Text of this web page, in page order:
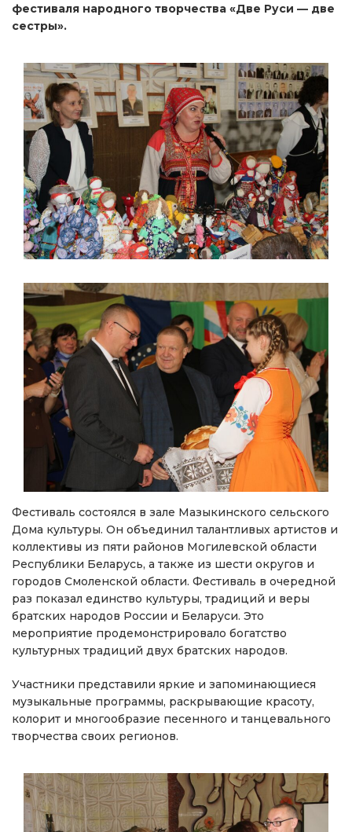
фестиваля народного творчества «Две Руси — две
сестры».
Фестиваль состоялся в зале Мазыкинского сельского
Дома культуры. Он объединил талантливых артистов и
коллективы из пяти районов Могилевской области
Республики Беларусь, а также из шести округов и
городов Смоленской области. Фестиваль в очередной
раз показал единство культуры, традиций и веры
братских народов России и Беларуси. Это
мероприятие продемонстрировало богатство
культурных традиций двух братских народов.
Участники представили яркие и запоминающиеся
музыкальные программы, раскрывающие красоту,
колорит и многообразие песенного и танцевального
творчества своих регионов.